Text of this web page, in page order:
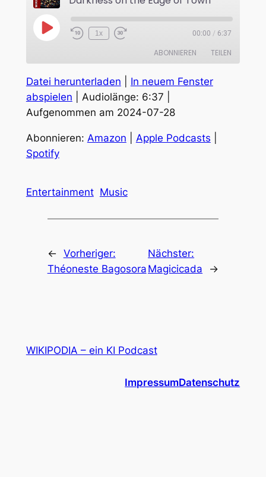
Play
Episode
1x 00:00 / 6:37
ABONNIEREN TEILEN
Amazon Apple Podcasts
TEILEN
LINK
EMBED
Datei herunterladen
In neuem Fenster
abspielen
Audiolänge: 6:37
Aufgenommen am 2024-07-28
Abonnieren: Amazon Apple Podcasts
Spotify
Entertainment Music
← Vorheriger:
Théoneste Bagosora
Nächster:
Magicicada
→
WIKIPODIA – ein KI Podcast
ImpressumDatenschutz